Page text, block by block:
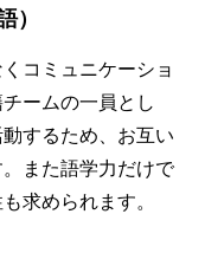
）
コミュニケーショ
ームの一員とし
するため、お互い
また語学力だけで
求められます。